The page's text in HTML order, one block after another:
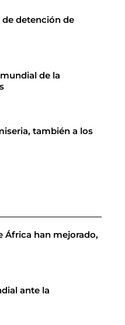
detención de
de la
también a los
África han mejorado,
ante la